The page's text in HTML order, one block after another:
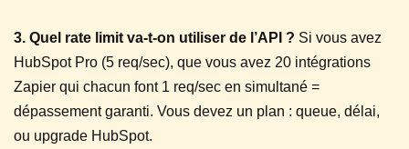
3. Quel rate limit va-t-on utiliser de l’API ? Si vous avez
HubSpot Pro (5 req/sec), que vous avez 20 intégrations
Zapier qui chacun font 1 req/sec en simultané =
dépassement garanti. Vous devez un plan : queue, délai,
ou upgrade HubSpot.